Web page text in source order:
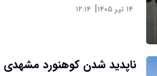
۱۴ تیر ۱۴۰۵ | ۱۲:۱۴
ناپدید شدن کوهنورد مشهدی